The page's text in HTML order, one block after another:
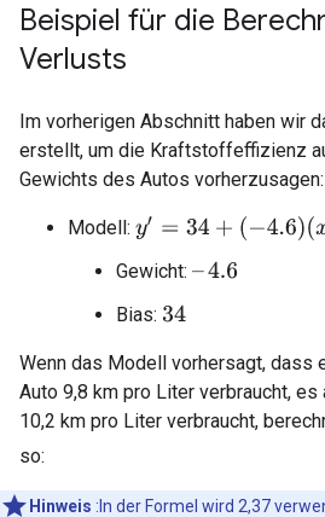
Beispiel für die
Verlusts
Im vorherigen Abschnitt haben wir
erstellt, um die Kraftstoffeffizienz
Gewichts des Autos vorherzusagen:
Modell: y′= 34 +(− 4.6 ( x1)
Gewicht: –4.6
Bias: 34
Wenn das Modell vorhersagt, dass
Auto 9,8 km pro Liter verbraucht,
10,2 km pro Liter verbraucht,
so:
Hinweis :In der Formel wird 2,37